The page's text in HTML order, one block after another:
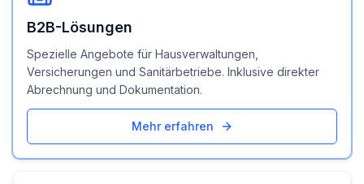
B2B-Lösungen
Spezielle Angebote für Hausverwaltungen,
Versicherungen und Sanitärbetriebe. Inklusive direkter
Abrechnung und Dokumentation.
Mehr erfahren